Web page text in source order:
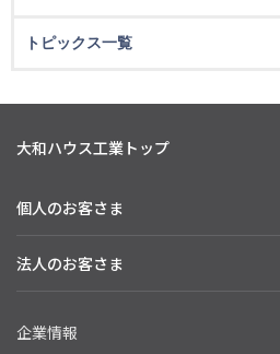
トピックス一覧
大和ハウス工業トップ
個人のお客さま
法人のお客さま
企業情報